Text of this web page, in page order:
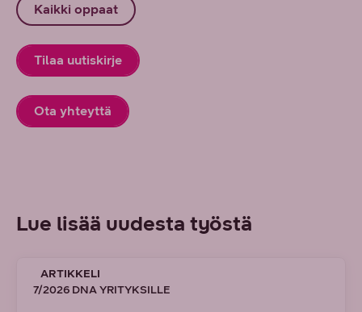
Kaikki oppaat
Tilaa uutiskirje
Ota yhteyttä
Lue lisää uudesta työstä
ARTIKKELI
7/2026 DNA YRITYKSILLE